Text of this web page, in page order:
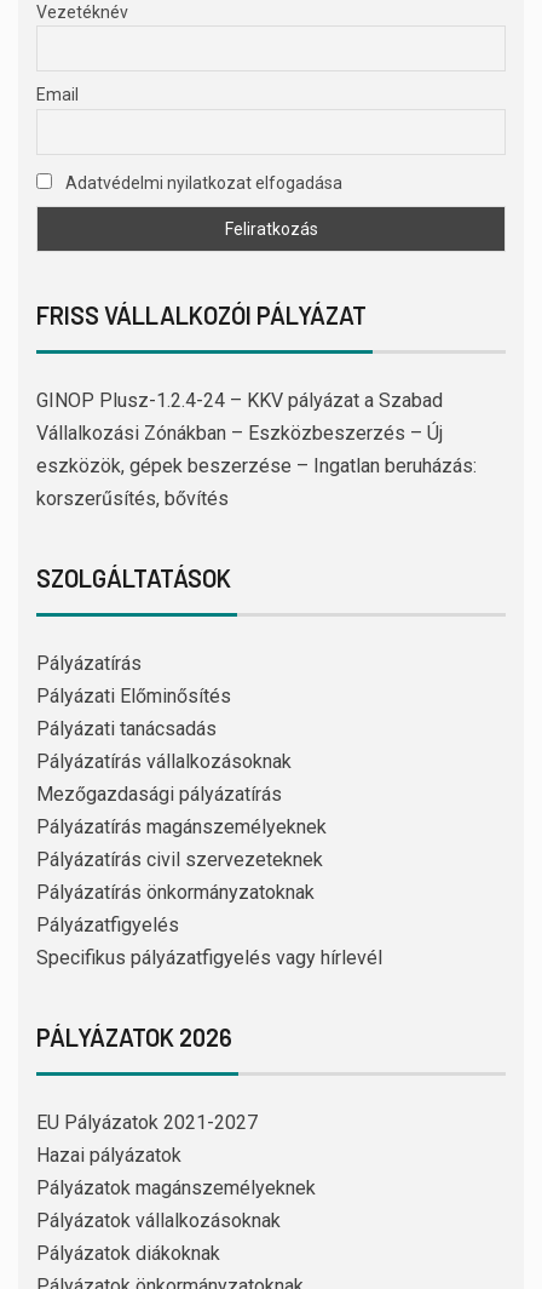
Vezetéknév
Email
Adatvédelmi nyilatkozat elfogadása
FRISS VÁLLALKOZÓI PÁLYÁZAT
GINOP Plusz-1.2.4-24 – KKV pályázat a Szabad
Vállalkozási Zónákban – Eszközbeszerzés – Új
eszközök, gépek beszerzése – Ingatlan beruházás:
korszerűsítés, bővítés
SZOLGÁLTATÁSOK
Pályázatírás
Pályázati Előminősítés
Pályázati tanácsadás
Pályázatírás vállalkozásoknak
Mezőgazdasági pályázatírás
Pályázatírás magánszemélyeknek
Pályázatírás civil szervezeteknek
Pályázatírás önkormányzatoknak
Pályázatfigyelés
Specifikus pályázatfigyelés vagy hírlevél
PÁLYÁZATOK 2026
EU Pályázatok 2021-2027
Hazai pályázatok
Pályázatok magánszemélyeknek
Pályázatok vállalkozásoknak
Pályázatok diákoknak